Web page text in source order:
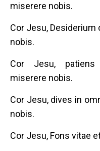
miserere nobis.
Cor Jesu,
nobis.
Cor Jesu,
miserere nobis.
Cor Jesu, dives in
nobis.
Cor Jesu, Fons vitae